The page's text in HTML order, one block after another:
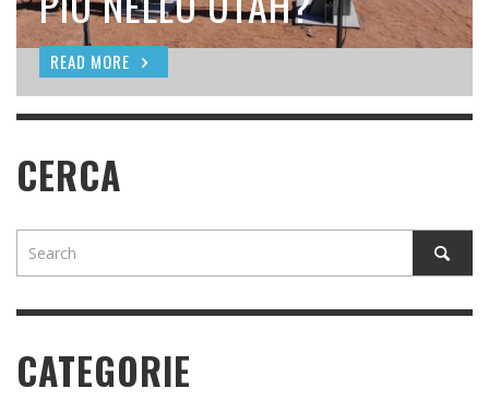
READ MORE
READ MORE
READ MORE
CERCA
CATEGORIE